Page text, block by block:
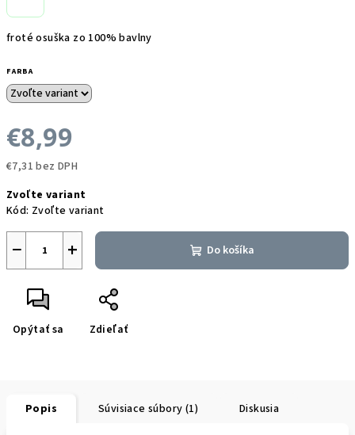
froté osuška zo 100% bavlny
FARBA
€8,99
€7,31 bez DPH
cena:
Zvoľte variant
Kód: Zvoľte variant
+
− Do košíka
Opýtať sa Zdieľať
Popis Súvisiace súbory (1) Diskusia